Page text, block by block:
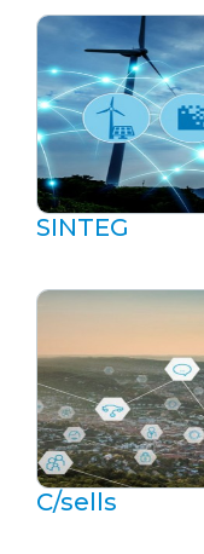
SINTEG
C/sells